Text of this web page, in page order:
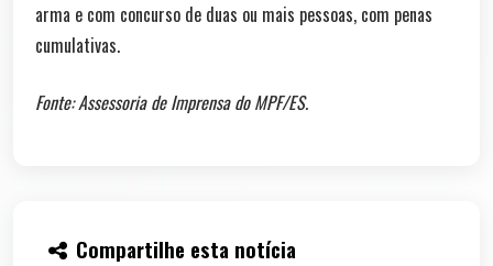
arma e com concurso de duas ou mais pessoas, com penas
cumulativas.
Fonte: Assessoria de Imprensa do MPF/ES.
Compartilhe esta notícia